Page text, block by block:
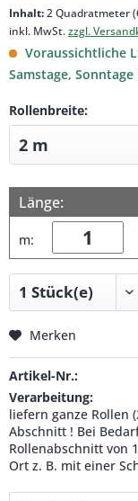
Inhalt:2 Quadratmeter
inkl. MwSt.zzgl.
Voraussichtliche
Samstage,
Rollenbreite:
Länge:
m:
Merken
Artikel-Nr.:
Verarbeitung:
liefern ganze Rollen
Abschnitt ! Bei
Rollenabschnitt von
Ort z. B. mit einer